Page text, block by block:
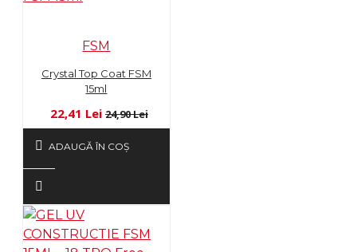
FSM
Crystal Top Coat FSM
15ml
22,41 Lei 24,90 Lei
ADAUGĂ ÎN COŞ